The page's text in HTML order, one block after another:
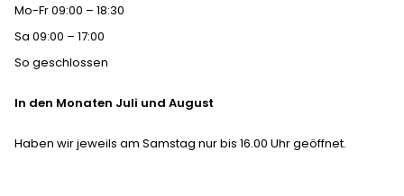
Mo-Fr 09:00 – 18:30
Sa 09:00 – 17:00
So geschlossen
In den Monaten Juli und August
Haben wir jeweils am Samstag nur bis 16.00 Uhr geöffnet.